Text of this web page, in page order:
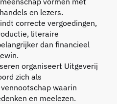
en lezers.
correcte vergoedingen,
literaire
dan financieel
organiseert Uitgeverij
zich als
waarin
en meelezen.